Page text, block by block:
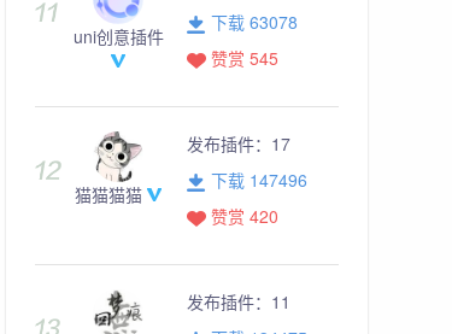
uni创意插件
下载 63078
赞赏 545
猫猫猫猫
发布插件： 17
下载 147496
赞赏 420
发布插件： 11